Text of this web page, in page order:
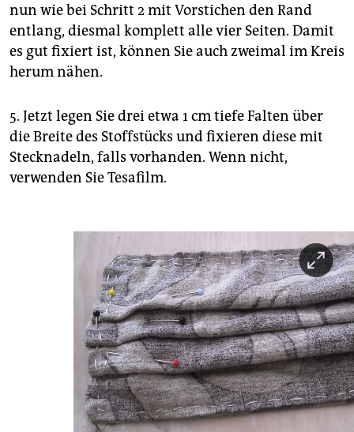
nun wie bei Schritt 2 mit Vorstichen den Rand
entlang, diesmal komplett alle vier Seiten. Damit
es gut fixiert ist, können Sie auch zweimal im Kreis
herum nähen.
5. Jetzt legen Sie drei etwa 1 cm tiefe Falten über
die Breite des Stoffstücks und fixieren diese mit
Stecknadeln, falls vorhanden. Wenn nicht,
verwenden Sie Tesafilm.